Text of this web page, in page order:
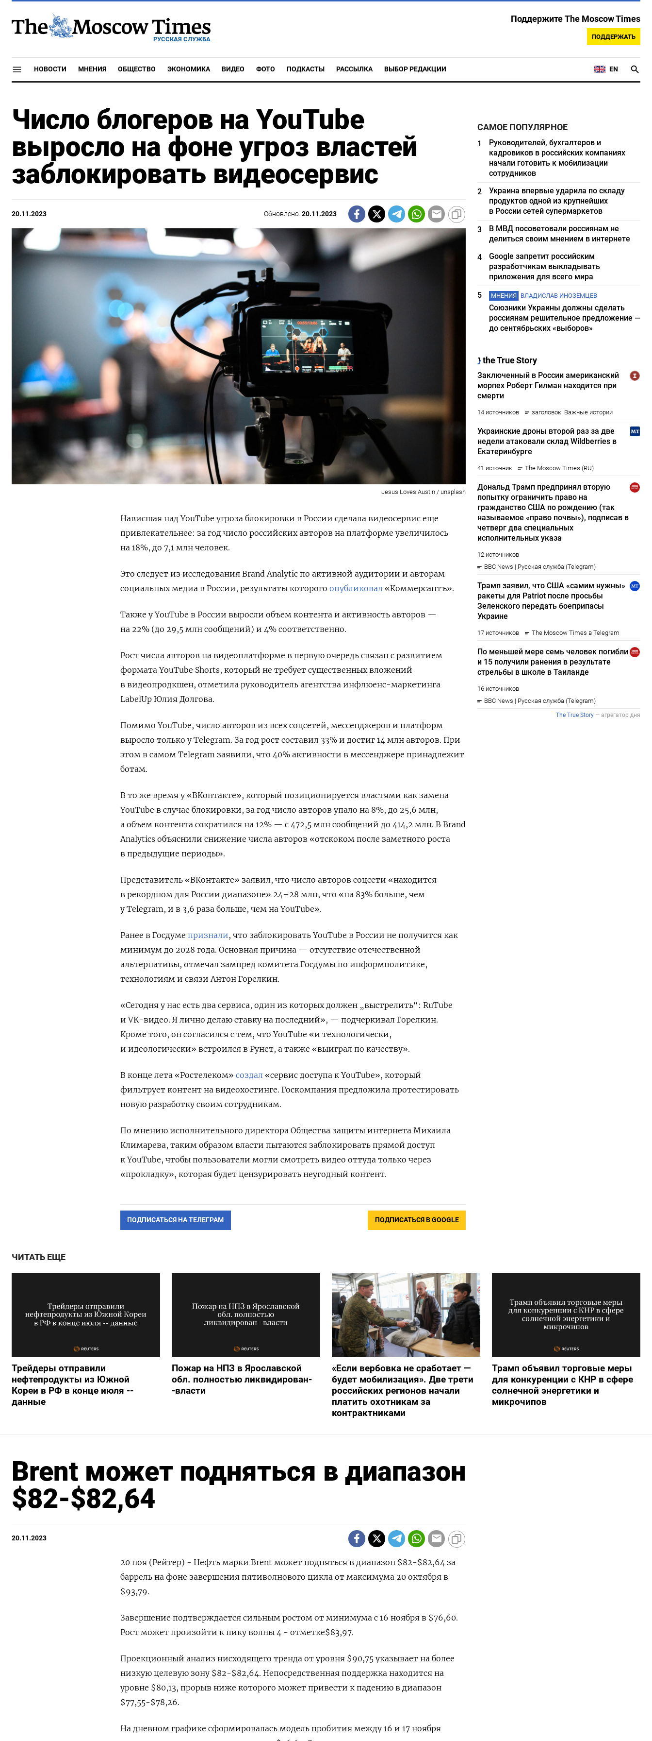
РУССКАЯ СЛУЖБА
Поддержите The Moscow Times
ПОДДЕРЖАТЬ
НОВОСТИ МНЕНИЯ ОБЩЕСТВО ЭКОНОМИКА ВИДЕО ФОТО ПОДКАСТЫ РАССЫЛКА ВЫБОР РЕДАКЦИИ EN
Число блогеров на YouTube
выросло на фоне угроз властей
заблокировать видеосервис
20.11.2023 Обновлено:20.11.2023
Jesus Loves Austin / unsplash
Нависшая над YouTube угроза блокировки в России сделала видеосервис еще
привлекательнее: за год число российских авторов на платформе увеличилось
на 18%, до 7,1 млн человек.
Это следует из исследования Brand Analytic по активной аудитории и авторам
социальных медиа в России, результаты которого опубликовал «Коммерсантъ».
Также у YouTube в России выросли объем контента и активность авторов —
на 22% (до 29,5 млн сообщений) и 4% соответственно.
Рост числа авторов на видеоплатформе в первую очередь связан с развитием
формата YouTube Shorts, который не требует существенных вложений
в видеопродкшен, отметила руководитель агентства инфлюенс-маркетинга
LabelUp Юлия Долгова.
Помимо YouTube, число авторов из всех соцсетей, мессенджеров и платформ
выросло только у Telegram. За год рост составил 33% и достиг 14 млн авторов. При
этом в самом Telegram заявили, что 40% активности в мессенджере принадлежит
ботам.
В то же время у «ВКонтакте», который позиционируется властями как замена
YouTube в случае блокировки, за год число авторов упало на 8%, до 25,6 млн,
а объем контента сократился на 12% — с 472,5 млн сообщений до 414,2 млн. В Brand
Analytics объяснили снижение числа авторов «отскоком после заметного роста
в предыдущие периоды».
Представитель «ВКонтакте» заявил, что число авторов соцсети «находится
в рекордном для России диапазоне» 24–28 млн, что «на 83% больше, чем
у Telegram, и в 3,6 раза больше, чем на YouTube».
Ранее в Госдуме признали, что заблокировать YouTube в России не получится как
минимум до 2028 года. Основная причина — отсутствие отечественной
альтернативы, отмечал зампред комитета Госдумы по информполитике,
технологиям и связи Антон Горелкин.
«Сегодня у нас есть два сервиса, один из которых должен „выстрелить“: RuTube
и VK-видео. Я лично делаю ставку на последний», — подчеркивал Горелкин.
Кроме того, он согласился с тем, что YouTube «и технологически,
и идеологически» встроился в Рунет, а также «выиграл по качеству».
В конце лета «Ростелеком» создал «сервис доступа к YouTube», который
фильтрует контент на видеохостинге. Госкомпания предложила протестировать
новую разработку своим сотрудникам.
По мнению исполнительного директора Общества защиты интернета Михаила
Климарева, таким образом власти пытаются заблокировать прямой доступ
к YouTube, чтобы пользователи могли смотреть видео оттуда только через
«прокладку», которая будет цензурировать неугодный контент.
ПОДПИСАТЬСЯ НА ТЕЛЕГРАМ ПОДПИСАТЬСЯ В GOOGLE
САМОЕ ПОПУЛЯРНОЕ
1
Руководителей, бухгалтеров и
кадровиков в российских компаниях
начали готовить к мобилизации
сотрудников
2
Украина впервые ударила по складу
продуктов одной из крупнейших
в России сетей супермаркетов
3
В МВД посоветовали россиянам не
делиться своим мнением в интернете
4
Google запретит российским
разработчикам выкладывать
приложения для всего мира
5
МНЕНИЯ ВЛАДИСЛАВ ИНОЗЕМЦЕВ
Союзники Украины должны сделать
россиянам решительное предложение —
до сентябрьских «выборов»
ЧИТАТЬ ЕЩЕ
Трейдеры отправили
нефтепродукты из Южной
Кореи в РФ в конце июля --
данные
Пожар на НПЗ в Ярославской
обл. полностью ликвидирован-
-власти
«Если вербовка не сработает —
будет мобилизация». Две трети
российских регионов начали
платить охотникам за
контрактниками
Трамп объявил торговые меры
для конкуренции с КНР в сфере
солнечной энергетики и
микрочипов
Brent может подняться в диапазон
$82-$82,64
20.11.2023
20 ноя (Рейтер) - Нефть марки Brent может подняться в диапазон $82-$82,64 за
баррель на фоне завершения пятиволнового цикла от максимума 20 октября в
$93,79.
Завершение подтверждается сильным ростом от минимума с 16 ноября в $76,60.
Рост может произойти к пику волны 4 - отметке$83,97.
Проекционный анализ нисходящего тренда от уровня $90,75 указывает на более
низкую целевую зону $82-$82,64. Непосредственная поддержка находится на
уровне $80,13, прорыв ниже которого может привести к падению в диапазон
$77,55-$78,26.
На дневном графике сформировалась модель пробития между 16 и 17 ноября